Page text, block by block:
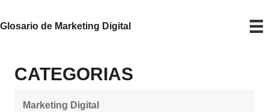
Glosario de Marketing Digital
CATEGORIAS
Marketing Digital